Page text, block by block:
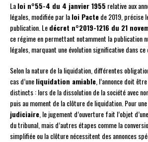
Laloi n°55-4 du 4 janvier 1955 relative aux
légales, modifiée par laloi Pactede 2019, précise
publication. Ledécret n°2019-1216 du 21
ce régime en permettant notamment la publication
légales, marquant une évolution significative dans ce
Selon la nature de la liquidation, différentes
cas d’uneliquidation amiable, l’annonce doit
distincts : lors de la dissolution de la société avec
puis au moment de la clôture de liquidation. Pour une
judiciaire, le jugement d’ouverture fait l’objet
du tribunal, mais d’autres étapes comme la
simplifiée ou la clôture nécessitent des annonces